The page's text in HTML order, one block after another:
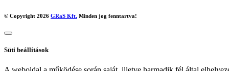
© Copyright 2026 GRaS Kft. Minden jog fenntartva!
Süti beállítások